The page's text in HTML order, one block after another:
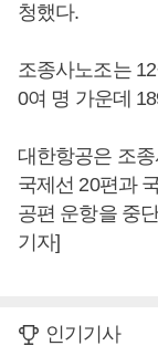
청했다.
조종사노조는
0여 명 가운데
대한항공은 조
국제선 20편과
공편 운항을 중
기자]
인기기사